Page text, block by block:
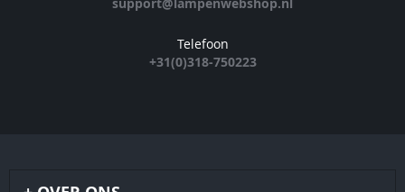
Telefoon
+31(0)318-750223